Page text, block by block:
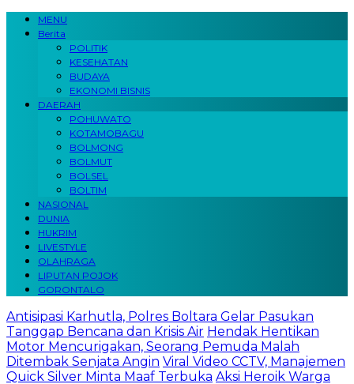
MENU
Berita
POLITIK
KESEHATAN
BUDAYA
EKONOMI BISNIS
DAERAH
POHUWATO
KOTAMOBAGU
BOLMONG
BOLMUT
BOLSEL
BOLTIM
NASIONAL
DUNIA
HUKRIM
LIVESTYLE
OLAHRAGA
LIPUTAN POJOK
GORONTALO
Antisipasi Karhutla, Polres Boltara Gelar Pasukan
Tanggap Bencana dan Krisis Air Hendak Hentikan
Motor Mencurigakan, Seorang Pemuda Malah
Ditembak Senjata Angin Viral Video CCTV, Manajemen
Quick Silver Minta Maaf Terbuka Aksi Heroik Warga